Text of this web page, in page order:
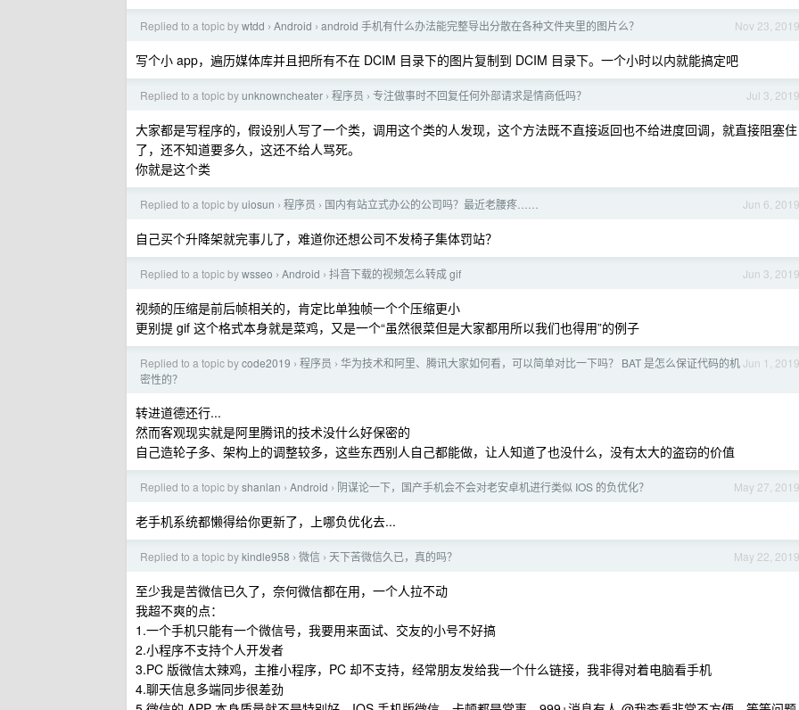
Nov 23, 2019
Replied to a topic bywtdd › Android › android 手机有什么办法能完整导出分散在各种文件夹里的图片么？
写个小 app，遍历媒体库并且把所有不在 DCIM 目录下的图片复制到 DCIM 目录下。一个小时以内就能搞定吧
Jul 3, 2019
Replied to a topic byunknowncheater › 程序员 › 专注做事时不回复任何外部请求是情商低吗？
大家都是写程序的，假设别人写了一个类，调用这个类的人发现，这个方法既不直接返回也不给进度回调，就直接阻塞住
了，还不知道要多久，这还不给人骂死。
你就是这个类
Jun 6, 2019
Replied to a topic byuiosun › 程序员 › 国内有站立式办公的公司吗？最近老腰疼……
自己买个升降架就完事儿了，难道你还想公司不发椅子集体罚站？
Jun 3, 2019
Replied to a topic bywsseo › Android › 抖音下载的视频怎么转成 gif
视频的压缩是前后帧相关的，肯定比单独帧一个个压缩更小
更别提 gif 这个格式本身就是菜鸡，又是一个“虽然很菜但是大家都用所以我们也得用”的例子
Jun 1, 2019
Replied to a topic bycode2019 › 程序员 › 华为技术和阿里、腾讯大家如何看，可以简单对比一下吗？ BAT 是怎么保证代码的机
密性的？
转进道德还行...
然而客观现实就是阿里腾讯的技术没什么好保密的
自己造轮子多、架构上的调整较多，这些东西别人自己都能做，让人知道了也没什么，没有太大的盗窃的价值
May 27, 2019
Replied to a topic byshanlan › Android › 阴谋论一下，国产手机会不会对老安卓机进行类似 IOS 的负优化？
老手机系统都懒得给你更新了，上哪负优化去...
May 22, 2019
Replied to a topic bykindle958 › 微信 › 天下苦微信久已，真的吗？
至少我是苦微信已久了，奈何微信都在用，一个人拉不动
我超不爽的点：
1.一个手机只能有一个微信号，我要用来面试、交友的小号不好搞
2.小程序不支持个人开发者
3.PC 版微信太辣鸡，主推小程序，PC 却不支持，经常朋友发给我一个什么链接，我非得对着电脑看手机
4.聊天信息多端同步很差劲